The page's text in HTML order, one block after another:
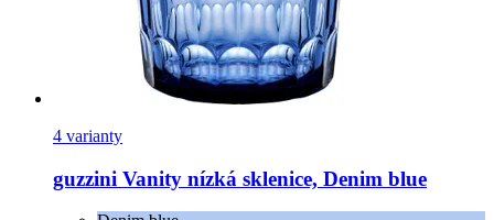
4 varianty
guzzini Vanity nízká sklenice, Denim blue